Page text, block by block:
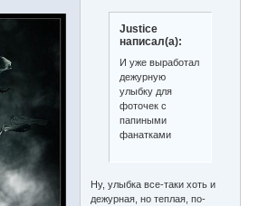
Justice
написал(а):
И уже выработал
дежурную
улыбку для
фоточек с
папиными
фанатками
Ну, улыбка все-таки хоть и
дежурная, но теплая, по-